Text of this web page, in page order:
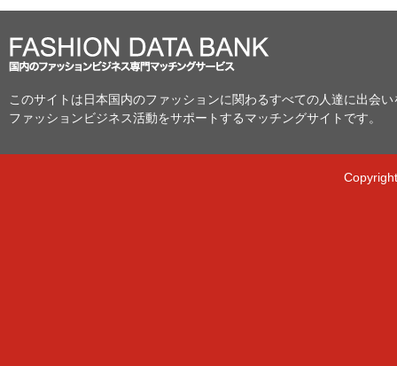
このサイトは日本国内のファッションに関わるすべての人達に出会
ファッションビジネス活動をサポートするマッチングサイトです。